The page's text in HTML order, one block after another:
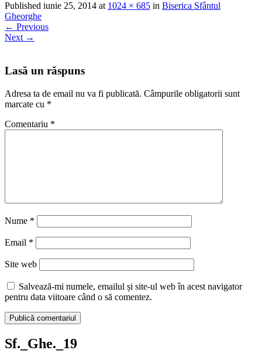
Published iunie 25, 2014 at 1024 × 685 in Biserica Sfântul
Gheorghe
← Previous
Next →
Lasă un răspuns
Adresa ta de email nu va fi publicată. Câmpurile obligatorii sunt
marcate cu *
Comentariu *
Nume *
Email *
Site web
Salvează-mi numele, emailul și site-ul web în acest navigator
pentru data viitoare când o să comentez.
Sf._Ghe._19